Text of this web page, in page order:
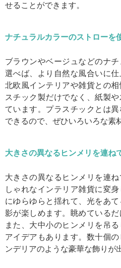
せることができます。
ナチュラルカラーのストローを
ブラウンやベージュなどのナ
選べば、より自然な風合いに
北欧風インテリアや雑貨との
スチック製だけでなく、紙製
ています。プラスチックとは
できるので、ぜひいろいろな素
大きさの異なるヒンメリを連ね
大きさの異なるヒンメリを連
しゃれなインテリア雑貨に変
にゆらゆらと揺れて、光をあ
影が楽しめます。眺めているだ
また、大中小のヒンメリを吊
アイデアもあります。数十個
ンデリアのような豪華な飾りが